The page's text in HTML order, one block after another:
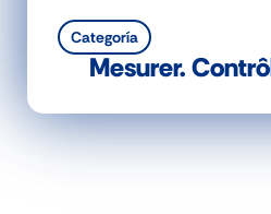
Categoría
Mesurer.